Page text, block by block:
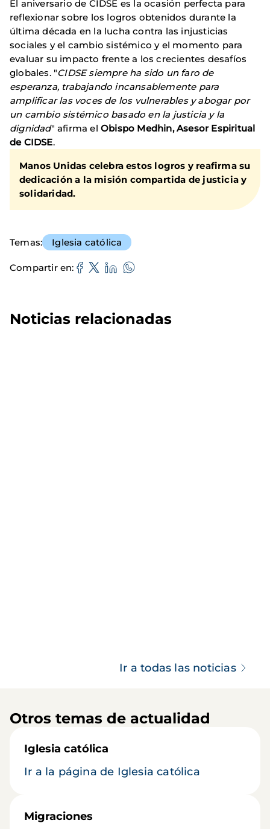
El aniversario de CIDSE es la ocasión perfecta para
reflexionar sobre los logros obtenidos durante la
última década en la lucha contra las injusticias
sociales y el cambio sistémico y el momento para
evaluar su impacto frente a los crecientes desafíos
globales. "CIDSE siempre ha sido un faro de
esperanza, trabajando incansablemente para
amplificar las voces de los vulnerables y abogar por
un cambio sistémico basado en la justicia y la
dignidad" afirma elObispo Medhin, Asesor Espiritual
de CIDSE.
Manos Unidas celebra estos logros y reafirma su
dedicación a la misión compartida de justicia y
solidaridad.
Temas Iglesia católica
Compartir en
Noticias relacionadas
Ir a todas las noticias
Otros temas de actualidad
Iglesia católica
Ir a la página de Iglesia católica
Migraciones